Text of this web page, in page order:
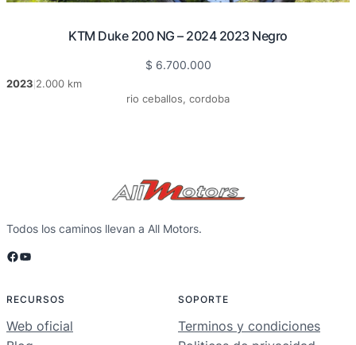
KTM Duke 200 NG – 2024 2023 Negro
$ 6.700.000
2023 2.000 km
rio ceballos, cordoba
Todos los caminos llevan a All Motors.
Facebook YouTube
RECURSOS
Web oficial
SOPORTE
Terminos y condiciones